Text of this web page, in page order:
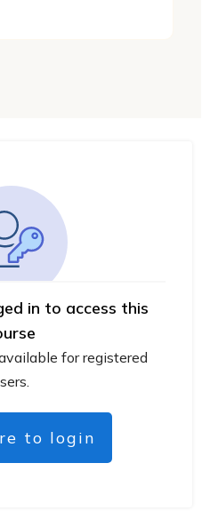
in to access this
for registered
to login